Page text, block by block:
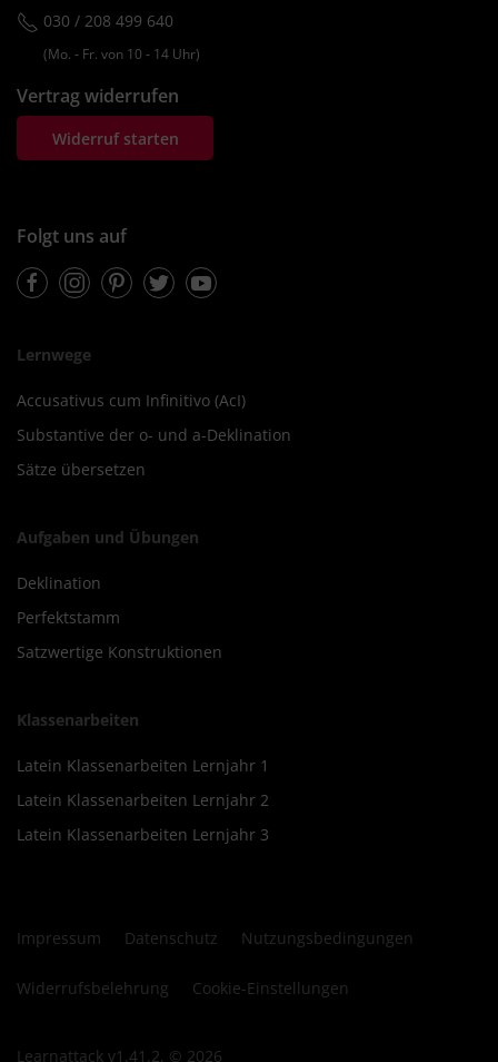
030 / 208 499 640
(Mo. ‐ Fr. von 10 ‐ 14 Uhr)
Vertrag widerrufen
Widerruf starten
Folgt uns auf
FacebookInstagramPinterestTwitterYoutube
Lernwege
Accusativus cum Infinitivo (AcI)
Substantive der o- und a-Deklination
Sätze übersetzen
Aufgaben und Übungen
Deklination
Perfektstamm
Satzwertige Konstruktionen
Klassenarbeiten
Latein Klassenarbeiten Lernjahr 1
Latein Klassenarbeiten Lernjahr 2
Latein Klassenarbeiten Lernjahr 3
Impressum Datenschutz Nutzungsbedingungen
Widerrufsbelehrung Cookie-Einstellungen
Learnattack v1.41.2, © 2026